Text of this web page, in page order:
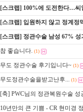
[스크랩] 100%에 도전한다…
[스크랩] 입원하지 않고 정계정
[스크랩] 정관수술 남성 67% 성
참 좋습니다. (1)
무도 정관수술 후기입니다~ (1)
무도정관수술을받고난후... (1)
[축] PWC님의 정관복원수술
10년만의 큰 기쁨 - CR 현미경